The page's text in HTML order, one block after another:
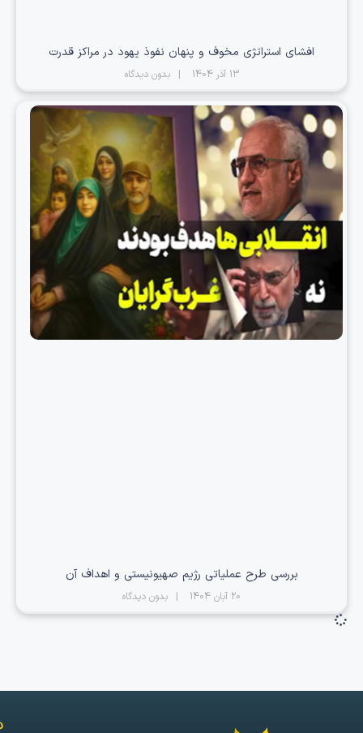
افشای استراتژی مخوف و پنهان نفوذ یهود در مراکز قدرت
13 آذر 1404 بدون دیدگاه
بررسی طرح عملیاتی رژیم صهیونیستی و اهداف آن
20 آبان 1404 بدون دیدگاه